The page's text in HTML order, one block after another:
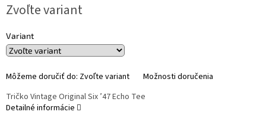
cena:
Zvoľte variant
Variant
Môžeme doručiť do: Zvoľte variant Možnosti doručenia
Tričko Vintage Original Six ’47 Echo Tee
Detailné informácie